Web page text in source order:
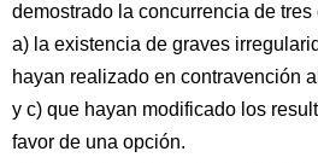
demostrado la concurrencia de tres
a) la existencia de graves
hayan realizado en contravención
y c) que hayan modificado los
favor de una opción.